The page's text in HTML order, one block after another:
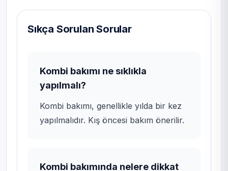
Sıkça Sorulan Sorular
Kombi bakımı ne sıklıkla
yapılmalı?
Kombi bakımı, genellikle yılda bir kez
yapılmalıdır. Kış öncesi bakım önerilir.
Kombi bakımında nelere dikkat